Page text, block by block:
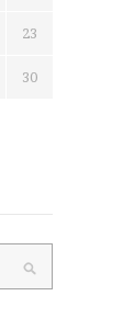
23
30